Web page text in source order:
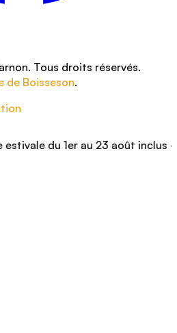
Tous droits réservés.
de Boisseson.
du 1er au 23 août inclus –